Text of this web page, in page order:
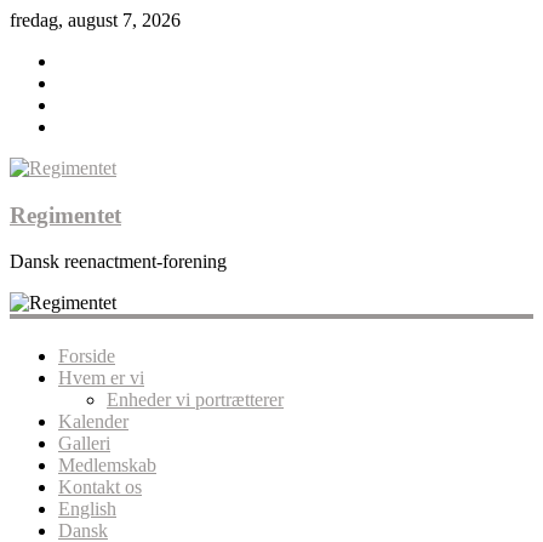
fredag, august 7, 2026
Regimentet
Dansk reenactment-forening
Forside
Hvem er vi
Enheder vi portrætterer
Kalender
Galleri
Medlemskab
Kontakt os
English
Dansk